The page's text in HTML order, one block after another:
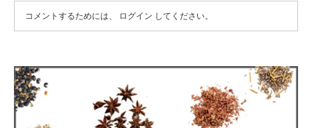
コメントするためには、 ログイン してください。